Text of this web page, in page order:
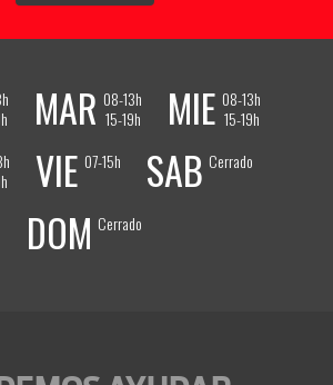
MAR 08-13h
15-19h
MIE 08-13h
15-19h
VIE 07-15h SAB Cerrado
DOM Cerrado